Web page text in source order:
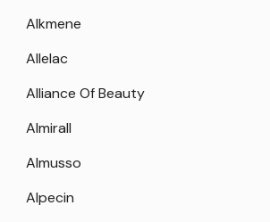
Alkmene
Allelac
Alliance Of Beauty
Almirall
Almusso
Alpecin